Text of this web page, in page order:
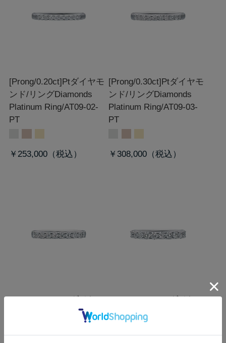
[Prong/0.20ct]Ptダイヤモ
ンド/リングDiamonds
Platinum Ring/AT09-02-
PT
￥253,000
[Prong/0.30ct]Ptダイヤモ
ンド/リングDiamonds
Platinum Ring/AT09-03-
PT
￥308,000
[Prong/0.50ct]Ptダイヤモ
Diamonds
Platinum Ring/AT09-05-
PT
[Prong/0.70ct]Ptダイヤモ
ンド/リング
Platinum Ring/AT09-07-
PT